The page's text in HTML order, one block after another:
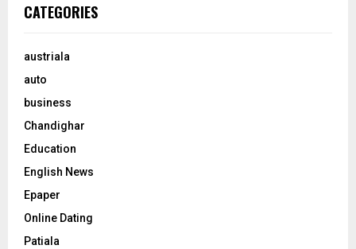
CATEGORIES
austriala
auto
business
Chandighar
Education
English News
Epaper
Online Dating
Patiala